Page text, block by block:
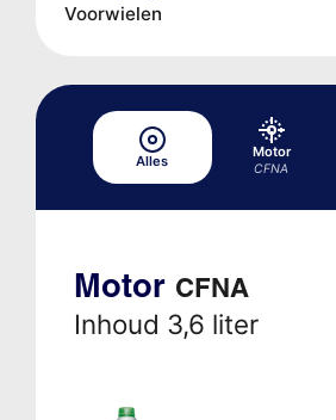
Voorwielen
Alles
Motor
CFNA
Motor CFNA
Inhoud 3,6 liter